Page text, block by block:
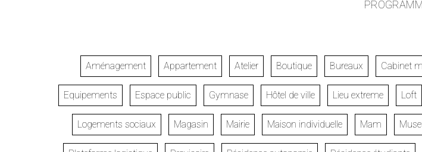
Aménagement Appartement Atelier Boutique Bureaux Cabinet
Equipements Espace public Gymnase Hôtel de ville Lieu extreme Loft
Logements sociaux Magasin Mairie Maison individuelle Mam